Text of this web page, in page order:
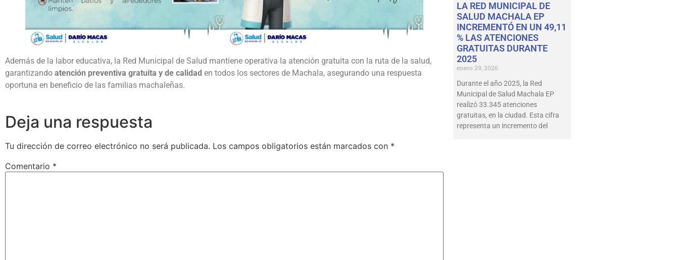
Además de la labor educativa, la Red Municipal de Salud mantiene operativa la atención gratuita con la ruta de la salud,
garantizando atención preventiva gratuita y de calidad en todos los sectores de Machala, asegurando una respuesta
oportuna en beneficio de las familias machaleñas.
Deja una respuesta
Tu dirección de correo electrónico no será publicada. Los campos obligatorios están marcados con *
Comentario *
LA RED MUNICIPAL DE
SALUD MACHALA EP
INCREMENTÓ EN UN 49,11
% LAS ATENCIONES
GRATUITAS DURANTE
2025
enero 29, 2026
Durante el año 2025, la Red
Municipal de Salud Machala EP
realizó 33.345 atenciones
gratuitas, en la ciudad. Esta cifra
representa un incremento del